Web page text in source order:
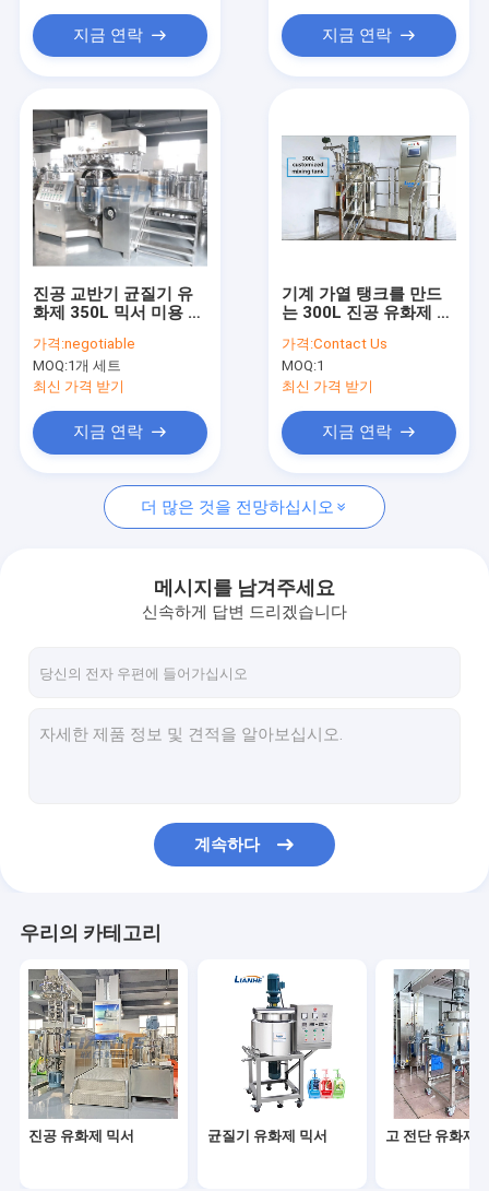
제품
우리에 대하여
공장 여행
뉴스
인용문을 요구하세요
균질기 유화제 믹서
고 전단 유화제 믹서
병 라벨태그기계
화장용 실험 장비
샤쉐 충전기
지금 연락 지금 연락
진공 교반기 균질기 유
화제 350L 믹서 미용 크
가격:negotiable
MOQ:1개 세트
최신 가격 받기
지금 연락
기계 가열 탱크를 만드
는 300L 진공 유화제 믹
가격:Contact Us
MOQ:1
최신 가격 받기
지금 연락
더 많은 것을 전망하십시오
메시지를 남겨주세요
신속하게 답변 드리겠습니다
계속하다
우리의 카테고리
진공 유화제 믹서 균질기 유화제 믹서 고 전단 유화제